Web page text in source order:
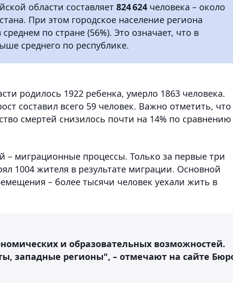
области составляет 824 624 человека – около
При этом городское население региона
по стране (56%). Это означает, что в
среднего по республике.
родилось 1922 ребенка, умерло 1863 человека.
составил всего 59 человек. Важно отметить, что
смертей снизилось почти на 14% по сравнению
миграционные процессы. Только за первые три
1004 жителя в результате миграции. Основной
– более тысячи человек уехали жить в
и образовательных возможностей.
западные регионы", – отмечают на сайте